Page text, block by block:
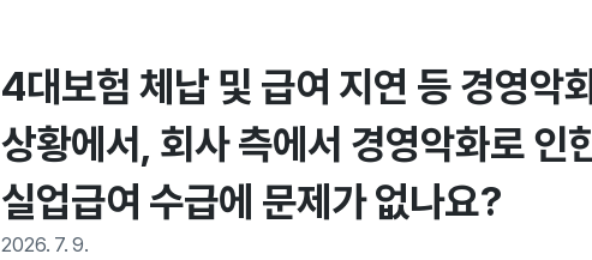
4대보험 체납 및 급여 지연 등 경영악
상황에서, 회사 측에서 경영악화로 인
실업급여 수급에 문제가 없나요?
2026. 7. 9.